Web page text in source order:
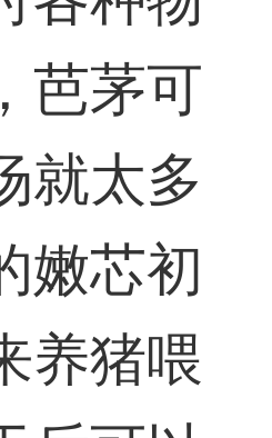
芭茅可
就太多
嫩芯初
养猪喂